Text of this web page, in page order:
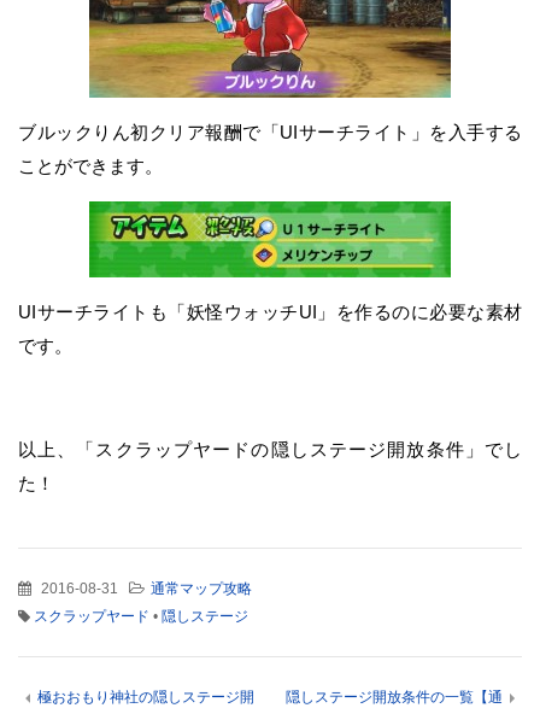
ブルックりん初クリア報酬で「UIサーチライト」を入手する
ことができます。
UIサーチライトも「妖怪ウォッチUI」を作るのに必要な素材
です。
以上、「スクラップヤードの隠しステージ開放条件」でし
た！
2016-08-31
通常マップ攻略
スクラップヤード • 隠しステージ
極おおもり神社の隠しステージ開
隠しステージ開放条件の一覧【通